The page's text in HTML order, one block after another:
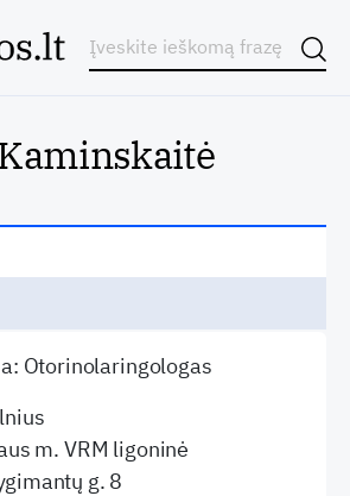
Otorinolaringologas
m. VRM ligoninė
g. 8